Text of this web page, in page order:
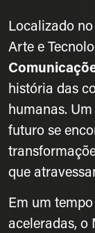
Localizado
Arte e
história das
humanas.
futuro se
que
Em um
aceleradas, o